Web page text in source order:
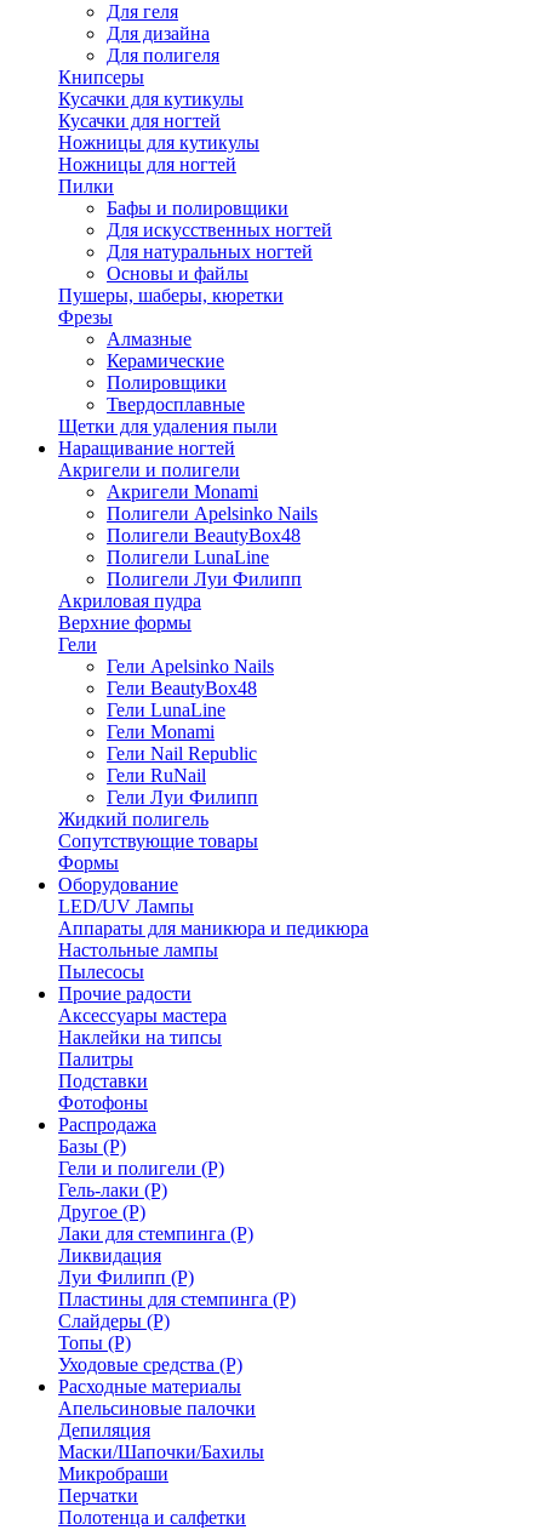
Для геля
Для дизайна
Для полигеля
Книпсеры
Кусачки для кутикулы
Кусачки для ногтей
Ножницы для кутикулы
Ножницы для ногтей
Пилки
Бафы и полировщики
Для искусственных ногтей
Для натуральных ногтей
Основы и файлы
Пушеры, шаберы, кюретки
Фрезы
Алмазные
Керамические
Полировщики
Твердосплавные
Щетки для удаления пыли
Наращивание ногтей
Акригели и полигели
Акригели Monami
Полигели Apelsinko Nails
Полигели BeautyBox48
Полигели LunaLine
Полигели Луи Филипп
Акриловая пудра
Верхние формы
Гели
Гели Apelsinko Nails
Гели BeautyBox48
Гели LunaLine
Гели Monami
Гели Nail Republic
Гели RuNail
Гели Луи Филипп
Жидкий полигель
Сопутствующие товары
Формы
Оборудование
LED/UV Лампы
Аппараты для маникюра и педикюра
Настольные лампы
Пылесосы
Прочие радости
Аксессуары мастера
Наклейки на типсы
Палитры
Подставки
Фотофоны
Распродажа
Базы (Р)
Гели и полигели (Р)
Гель-лаки (Р)
Другое (Р)
Лаки для стемпинга (Р)
Ликвидация
Луи Филипп (Р)
Пластины для стемпинга (Р)
Слайдеры (Р)
Топы (Р)
Уходовые средства (Р)
Расходные материалы
Апельсиновые палочки
Депиляция
Маски/Шапочки/Бахилы
Микробраши
Перчатки
Полотенца и салфетки